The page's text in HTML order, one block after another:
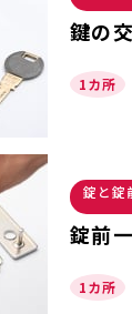
鍵の
1カ所
錠と錠
錠前
1カ所